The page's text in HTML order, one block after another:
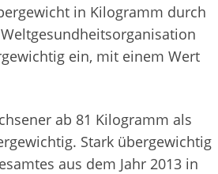
in Kilogramm durch
ein, mit einem Wert
ab 81 Kilogramm als
Stark übergewichtig
aus dem Jahr 2013 in